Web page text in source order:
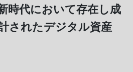
時代において存在し成
されたデジタル資産